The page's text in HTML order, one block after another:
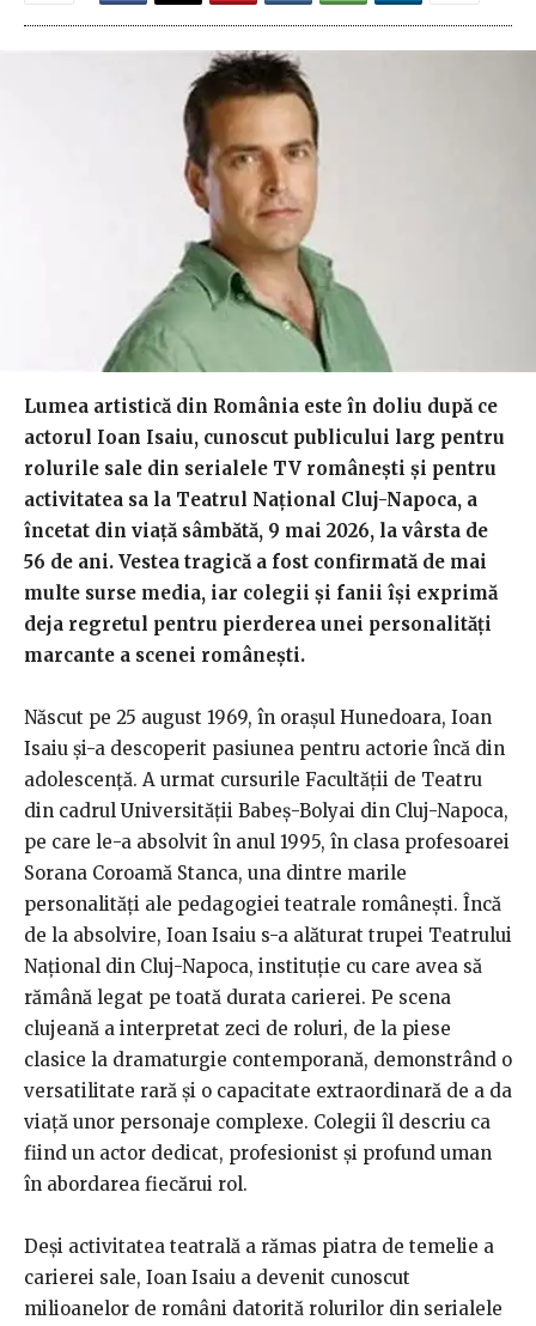
Lumea artistică din România este în doliu după ce
actorul Ioan Isaiu, cunoscut publicului larg pentru
rolurile sale din serialele TV românești și pentru
activitatea sa la Teatrul Național Cluj-Napoca, a
încetat din viață sâmbătă, 9 mai 2026, la vârsta de
56 de ani. Vestea tragică a fost confirmată de mai
multe surse media, iar colegii și fanii își exprimă
deja regretul pentru pierderea unei personalități
marcante a scenei românești.
Născut pe 25 august 1969, în orașul Hunedoara, Ioan
Isaiu și-a descoperit pasiunea pentru actorie încă din
adolescență. A urmat cursurile Facultății de Teatru
din cadrul Universității Babeș-Bolyai din Cluj-Napoca,
pe care le-a absolvit în anul 1995, în clasa profesoarei
Sorana Coroamă Stanca, una dintre marile
personalități ale pedagogiei teatrale românești. Încă
de la absolvire, Ioan Isaiu s-a alăturat trupei Teatrului
Național din Cluj-Napoca, instituție cu care avea să
rămână legat pe toată durata carierei. Pe scena
clujeană a interpretat zeci de roluri, de la piese
clasice la dramaturgie contemporană, demonstrând o
versatilitate rară și o capacitate extraordinară de a da
viață unor personaje complexe. Colegii îl descriu ca
fiind un actor dedicat, profesionist și profund uman
în abordarea fiecărui rol.
Deși activitatea teatrală a rămas piatra de temelie a
carierei sale, Ioan Isaiu a devenit cunoscut
milioanelor de români datorită rolurilor din serialele